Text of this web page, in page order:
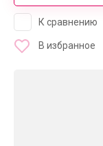
К сравнению
В избранное